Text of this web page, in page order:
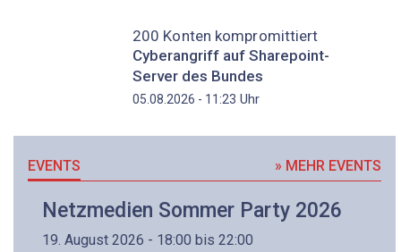
200 Konten kompromittiert
Cyberangriff auf Sharepoint-
Server des Bundes
05.08.2026 - 11:23 Uhr
EVENTS » MEHR EVENTS
Netzmedien Sommer Party 2026
19. August 2026 - 18:00 bis 22:00